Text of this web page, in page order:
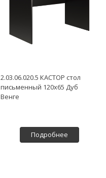
2.03.06.020.5 КАСТОР стол
письменный 120х65 Дуб
Венге
Подробнее